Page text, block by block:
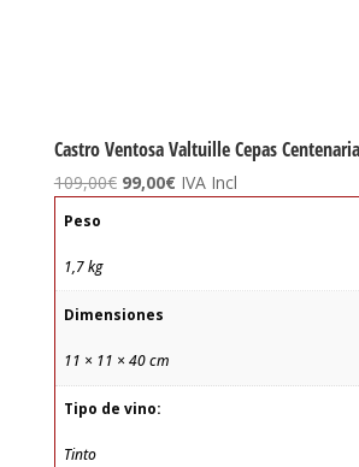
Castro Ventosa Valtuille Cepas
109,00€ El
109,00€.
99,00€El
99,00€.
IVA Incl
Peso
1,7 kg
Dimensiones
11 × 11 × 40 cm
Tipo de vino:
Tinto